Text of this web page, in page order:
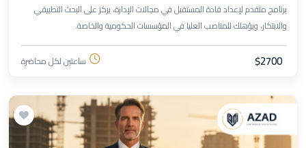
برنامج متقدم لإعداد قادة المستقبل في مجالات الإدارة، يركز على البحث التطبيقي
والابتكار، ويؤهلك للمناصب العليا في المؤسسات الحكومية والخاصة.
$2700 ساعتين لكل محاضرة